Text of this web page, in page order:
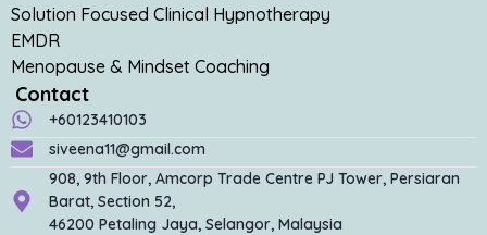
Solution Focused Clinical Hypnotherapy
EMDR
Menopause & Mindset Coaching
Contact
+60123410103
siveena11@gmail.com
908, 9th Floor, Amcorp Trade Centre PJ Tower, Persiaran
Barat, Section 52,
46200 Petaling Jaya, Selangor, Malaysia